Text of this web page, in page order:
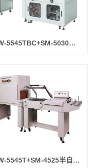
XW-5545TBC+SM-5030经济型全自动封切收缩包装机
XW-5545T+SM-4525半自动封切收缩包装机